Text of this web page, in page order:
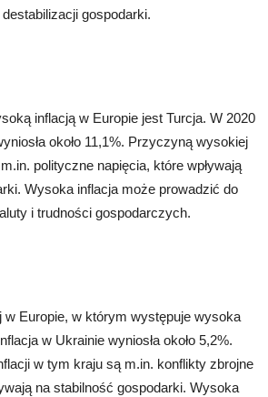
gospodarki.
inflacją w Europie jest Turcja. W 2020
około 11,1%. Przyczyną wysokiej
polityczne napięcia, które wpływają
Wysoka inflacja może prowadzić do
i trudności gospodarczych.
w Europie, w którym występuje wysoka
w Ukrainie wyniosła około 5,2%.
w tym kraju są m.in. konflikty zbrojne
na stabilność gospodarki. Wysoka